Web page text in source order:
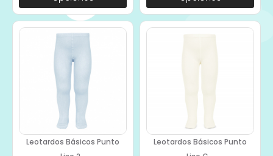
Leotardos Básicos Punto
Leotardos Básicos Punto